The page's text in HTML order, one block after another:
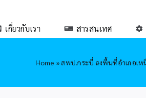
เกี่ยวกับเรา สารสนเทศ
Home »สพป.กระบี่ ลงพื้นที่อำเภอเห